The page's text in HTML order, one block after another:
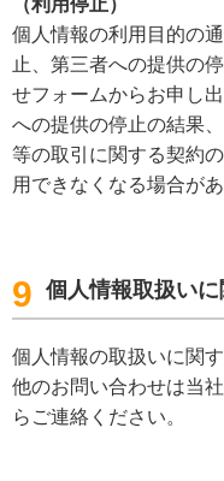
個人情報の利用目的の
止、第三者への提供の
せフォームからお申し
への提供の停止の結果
等の取引に関する契約
用できなくなる場合があ
9 個人情報取扱い
個人情報の取扱いに関
他のお問い合わせは当
らご連絡ください。